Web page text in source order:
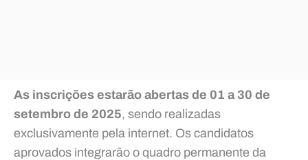
As inscrições estarão abertas de 01 a 30 de
setembro de 2025, sendo realizadas
exclusivamente pela internet. Os candidatos
aprovados integrarão o quadro permanente da